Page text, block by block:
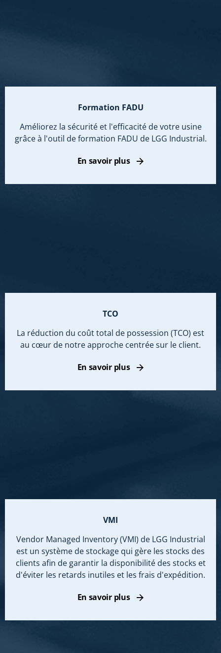
Formation FADU
Améliorez la sécurité et l'efficacité de votre usine
grâce à l'outil de formation FADU de LGG Industrial.
En savoir plus
TCO
La réduction du coût total de possession (TCO) est
au cœur de notre approche centrée sur le client.
En savoir plus
VMI
Vendor Managed Inventory (VMI) de LGG Industrial
est un système de stockage qui gère les stocks des
clients afin de garantir la disponibilité des stocks et
d'éviter les retards inutiles et les frais d'expédition.
En savoir plus